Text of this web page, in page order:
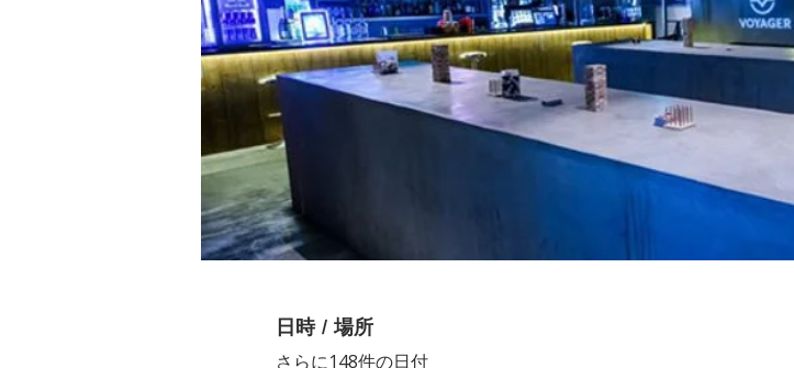
日時 / 場所
さらに148件の日付